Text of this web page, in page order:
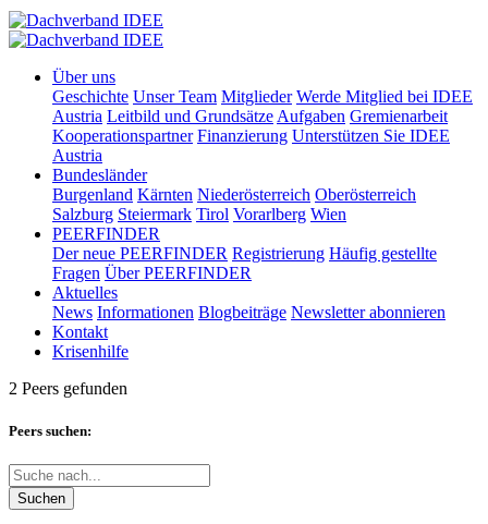
Über uns
Geschichte Unser Team Mitglieder Werde Mitglied bei IDEE
Austria Leitbild und Grundsätze Aufgaben Gremienarbeit
Kooperationspartner Finanzierung Unterstützen Sie IDEE
Austria
Bundesländer
Burgenland Kärnten Niederösterreich Oberösterreich
Salzburg Steiermark Tirol Vorarlberg Wien
PEERFINDER
Der neue PEERFINDER Registrierung Häufig gestellte
Fragen Über PEERFINDER
Aktuelles
News Informationen Blogbeiträge Newsletter abonnieren
Kontakt
Krisenhilfe
2 Peers gefunden
Peers suchen:
Suchen